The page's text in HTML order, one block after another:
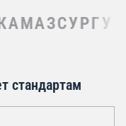
стандартам